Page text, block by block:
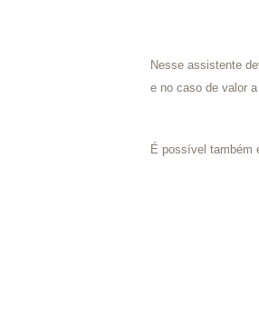
Nesse assistente
e no caso de valor a
É possível também